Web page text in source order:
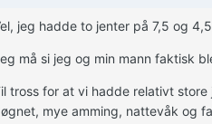
jeg hadde to jenter på 7,5 og
må si jeg og min mann faktisk
tross for at vi hadde relativt
mye amming, nattevåk og